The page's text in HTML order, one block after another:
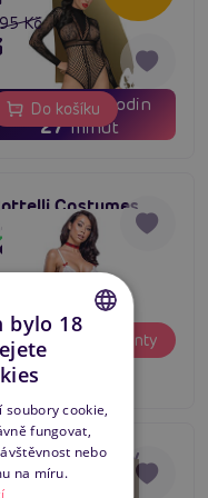
03 dní 10 hodin
27 minut
Kč
Kč
Do košíku
Costumes
Plaid, kostým
s podvazky
Skladem
Kč Varianty
Ultra Sexy
Bodysuit,
Skladem
ENGLISH
bylo 18
soubory cookie,
fungovat,
nebo
na míru.